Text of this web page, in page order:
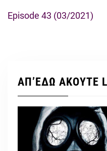
Episode 43 (03/2021)
ΑΠ’ΕΔΩ ΑΚΟΥΤΕ